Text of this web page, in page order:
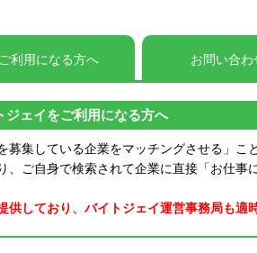
ご利用になる方へ お問い合わ
ジェイをご利用になる方へ
集している企業をマッチングさせる」こ
ご自身で検索されて企業に直接「お仕事
しており、バイトジェイ運営事務局も適